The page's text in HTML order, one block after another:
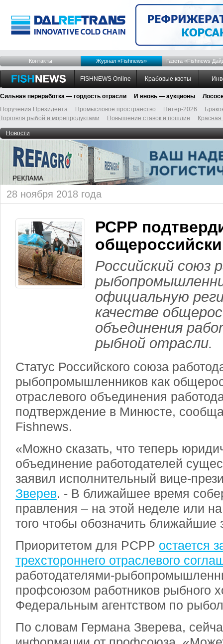
Контакты Журнал «Fishnews» Газета «Fishnews
FISHNEWS Online Крабовые квоты
Сильная переработка — гордость отрасли И вновь — аукционы
Поручения Президента
Промысловое пространство Питер-2026
Торговля рыбой и морепродуктами
Повышение ставок и пошлин
Новости
28 ноября 2018 года
РСРР
Российский союз
официальную
качестве
объединения
рыбной отрасли.
Статус Российского союза
рыбопромышленников как
отраслевого объединения
подтверждение в Минюсте,
Fishnews.
«Можно сказать, что теперь
объединение работодателей
заявил исполнительный вице-
Зверев. - В ближайшее время
правления – на этой неделе или
того чтобы обозначить ближайшие
Приоритетом для РСРР остается
трехстороннего отраслевого
работодателями-
профсоюзом работников рыбного
Федеральным агентством по
По словам Германа Зверева,